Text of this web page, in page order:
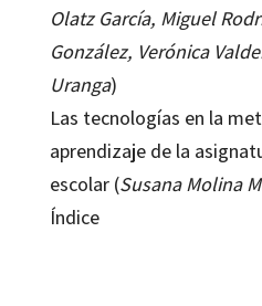
Olatz García, Miguel
González, Verónica
Uranga)
Las tecnologías en la
aprendizaje de la
escolar (Susana Molina
Índice